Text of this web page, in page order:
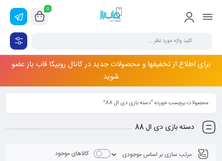
0
برای اطلاع از تخفیفها و محصولات جدید در کانال روبیکا قاب باز عضو
شوید
محصولات برچسب خورده “دسته بازی دی ال 88”
دسته بازی دی ال 88
کالاهای موجود